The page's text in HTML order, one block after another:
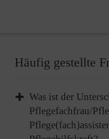
Häufig gestellte
Was ist der
Pflegefachfrau/